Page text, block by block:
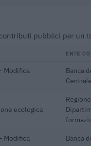
pubblici per un
ENTE
Modifica
Banca
ecologica
Modifica
Banca